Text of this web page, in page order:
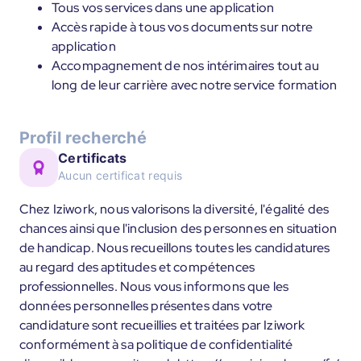
Tous vos services dans une application
Accès rapide à tous vos documents sur notre
application
Accompagnement de nos intérimaires tout au
long de leur carrière avec notre service formation
Profil recherché
Certificats
Aucun certificat requis
Chez Iziwork, nous valorisons la diversité, l'égalité des
chances ainsi que l'inclusion des personnes en situation
de handicap. Nous recueillons toutes les candidatures
au regard des aptitudes et compétences
professionnelles. Nous vous informons que les
données personnelles présentes dans votre
candidature sont recueillies et traitées par Iziwork
conformément à sa politique de confidentialité